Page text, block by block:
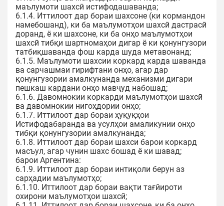
маълумоти шахсӣ истифодашаванда;
6.1.4. Иттилоот дар бораи шахсоне (ки кормандон
намебошанд), ки ба маълумотҳои шахсӣ дастрасӣ
доранд, ё ки шахсоне, ки ба онҳо маълумотҳои
шахсӣ тибқи шартномаҳои дигар ё ки қонунгузори
татбиқшаванда фош карда шуда метавонанд;
6.1.5. Маълумоти шахсии коркард карда шаванда
ва сарчашмаи гирифтани онҳо, агар дар
қонунгузории амалкунанда механизми дигари
пешкаш кардани онҳо мавҷуд набошад;
6.1.6. Давомнокии коркарди маълумотҳои шахсӣ
ва давомнокии нигоҳдории онҳо;
6.1.7. Иттилоот дар бораи ҳуқуқҳои
Истифодабаранда ва усулҳои амаликунии онҳо
тибқи қонунгузории амалкунанда;
6.1.8. Иттилоот дар бораи шахси барои коркард
масъул, агар чунин шахс бошад ё ки шавад;
барои Аргентина:
6.1.9. Иттилоот дар бораи интиқоли берун аз
сарҳадии маълумотҳо;
6.1.10. Иттилоот дар бораи вақти тағйироти
охирони маълумотҳои шахсӣ;